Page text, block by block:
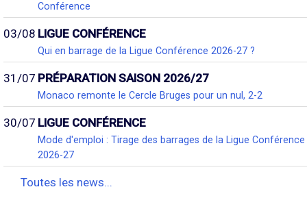
Conférence
03/08 LIGUE CONFÉRENCE
Qui en barrage de la Ligue Conférence 2026-27 ?
31/07 PRÉPARATION SAISON 2026/27
Monaco remonte le Cercle Bruges pour un nul, 2-2
30/07 LIGUE CONFÉRENCE
Mode d'emploi : Tirage des barrages de la Ligue Conférence
2026-27
Toutes les news...